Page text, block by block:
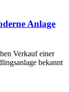
Anlage
Verkauf einer
bekannt